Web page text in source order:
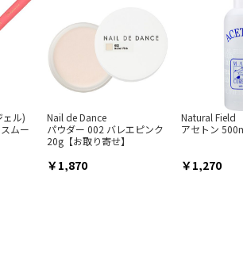
ル)
ムー
Nail de Dance
パウダー 002 バレエピンク
20g【お取り寄せ】
1,870
Natural Field
アセトン
1,270